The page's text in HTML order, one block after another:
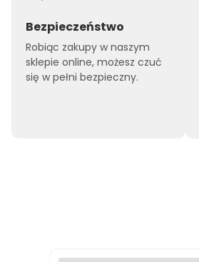
Bezpieczeństwo
Robiąc zakupy w naszym
sklepie online, możesz czuć
się w pełni bezpieczny.